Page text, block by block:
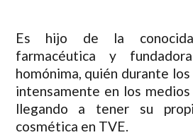
Es hijo de la
farmacéutica y
homónima, quién durante
intensamente en los
llegando a tener su
cosmética en TVE.